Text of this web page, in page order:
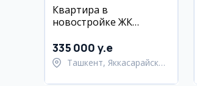
Квартира в
новостройке ЖК
335 000 y.e
Ташкент, Яккасарайский